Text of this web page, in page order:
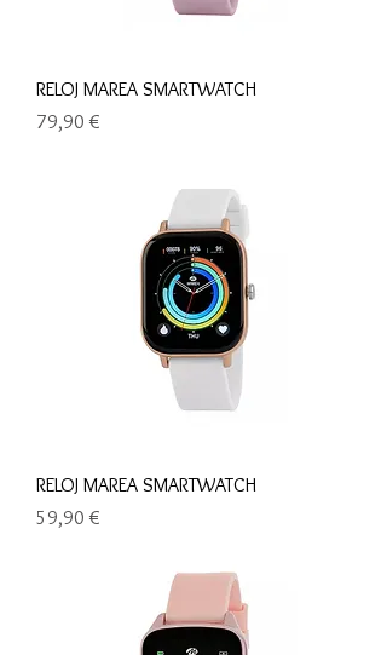
RELOJ MAREA SMARTWATCH
Precio
79,90 €
RELOJ MAREA SMARTWATCH
Precio
59,90 €